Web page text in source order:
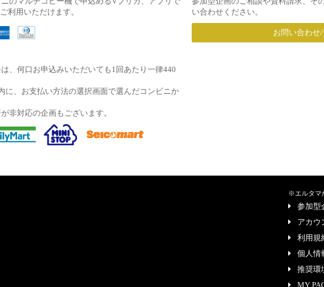
利用いただけます。
、何口お申込みいただいても1回あたり一律440
に、お支払い方法の選択画面で選んだコンビニか
非対応の企画もございます。
い合わせください。
お問い合わせ
※エルタマ
参加型
アカウ
利用規
個人情
推奨環
MY